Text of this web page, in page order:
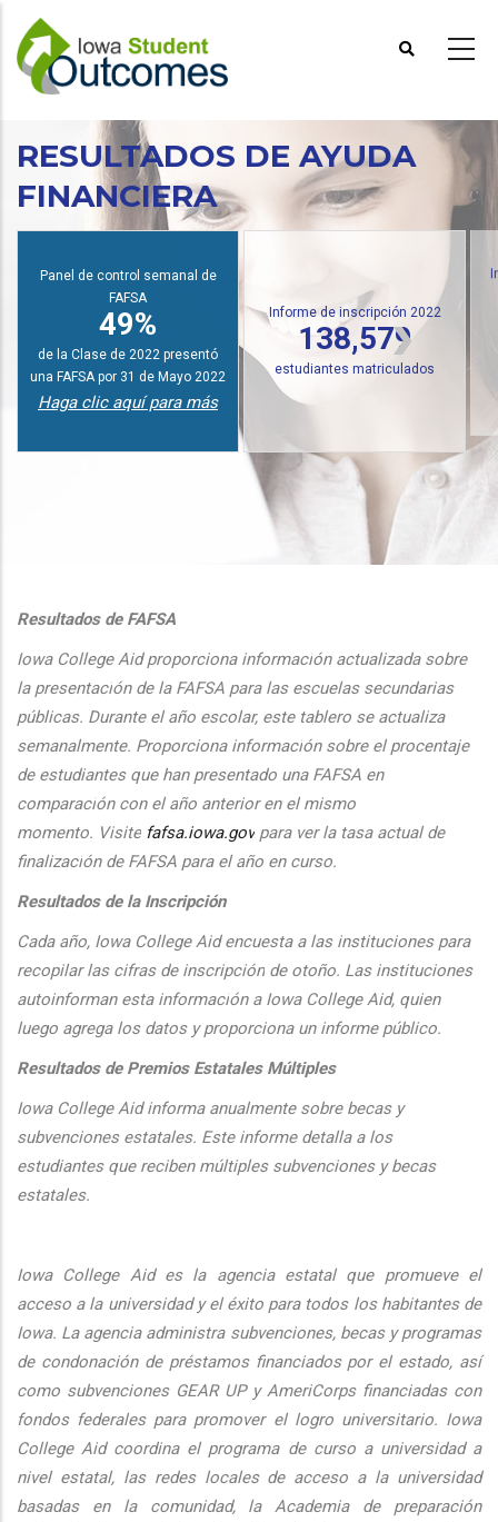
Pasar
contenido
principal
RESULTADOS DE AYUDA
FINANCIERA
Panel de control semanal de
FAFSA
49%
de la Clase de 2022 presentó
una FAFSA por 31 de Mayo 2022
Haga clic aquí para más
Informe de inscripción 2022
138,579
estudiantes matriculados
Resultados de FAFSA
Iowa College Aid proporciona información actualizada sobre
la presentación de la FAFSA para las escuelas secundarias
públicas. Durante el año escolar, este tablero se actualiza
semanalmente. Proporciona información sobre el procentaje
de estudiantes que han presentado una FAFSA en
comparación con el año anterior en el mismo
momento. Visite fafsa.iowa.gov para ver la tasa actual de
finalización de FAFSA para el año en curso.
Resultados de la Inscripción
Cada año, Iowa College Aid encuesta a las instituciones para
recopilar las cifras de inscripción de otoño. Las instituciones
autoinforman esta información a Iowa College Aid, quien
luego agrega los datos y proporciona un informe público.
Resultados de Premios Estatales Múltiples
Iowa College Aid informa anualmente sobre becas y
subvenciones estatales. Este informe detalla a los
estudiantes que reciben múltiples subvenciones y becas
estatales.
Iowa College Aid es la agencia estatal que promueve el
acceso a la universidad y el éxito para todos los habitantes de
Iowa. La agencia administra subvenciones, becas y programas
de condonación de préstamos financiados por el estado, así
como subvenciones GEAR UP y AmeriCorps financiadas con
fondos federales para promover el logro universitario. Iowa
College Aid coordina el programa de curso a universidad a
nivel estatal, las redes locales de acceso a la universidad
basadas en la comunidad, la Academia de preparación